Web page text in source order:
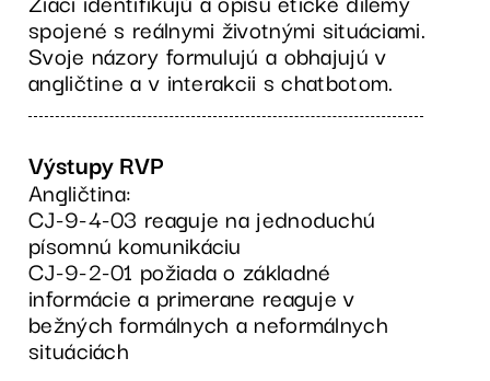
spojené s reálnymi životnými situáciami.
Svoje názory formulujú a obhajujú v
angličtine a v interakcii s chatbotom.
Výstupy RVP
Angličtina:
CJ-9-4-03 reaguje na jednoduchú
písomnú komunikáciu
CJ-9-2-01 požiada o základné
informácie a primerane reaguje v
bežných formálnych a neformálnych
situáciách